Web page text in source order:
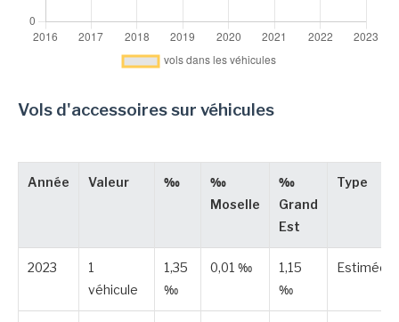
Vols d'accessoires sur véhicules
Année Valeur ‰
‰
Moselle
‰
Grand
Est
Type
2023
1
véhicule
1,35
‰
0,01 ‰
1,15
‰
Estimée